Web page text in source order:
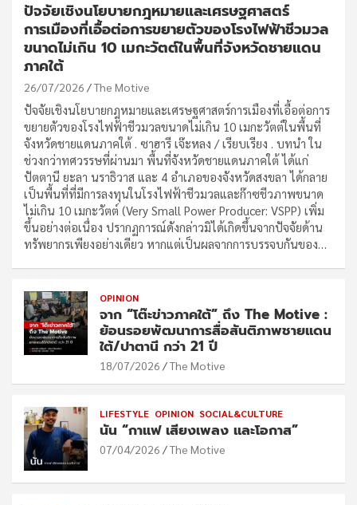
ปัจจัยเชิงนโยบายกฎหมายและเศรษฐศาสตร์
การเมืองที่เอื้อต่อการขยายตัวของโรงไฟฟ้าชีวมวล
ขนาดไม่เกิน 10 เมกะวัตต์ในพื้นที่จังหวัดชายแดน
ภาคใต้
26/07/2026 The Motive
ปัจจัยเชิงนโยบายกฎหมายและเศรษฐศาสตร์การเมืองที่เอื้อต่อการ
ขยายตัวของโรงไฟฟ้าชีวมวลขนาดไม่เกิน 10 เมกะวัตต์ในพื้นที่
จังหวัดชายแดนภาคใต้ . ซาฮารี เจ๊ะหลง / เรียบเรียง . บทนำ ใน
ช่วงกว่าทศวรรษที่ผ่านมา พื้นที่จังหวัดชายแดนภาคใต้ ได้แก่
ปัตตานี ยะลา นราธิวาส และ 4 อำเภอของจังหวัดสงขลา ได้กลาย
เป็นพื้นที่ที่มีการลงทุนในโรงไฟฟ้าชีวมวลและก๊าซชีวภาพขนาด
ไม่เกิน 10 เมกะวัตต์ (Very Small Power Producer: VSPP) เพิ่ม
ขึ้นอย่างต่อเนื่อง ปรากฏการณ์ดังกล่าวมิได้เกิดขึ้นจากปัจจัยด้าน
ทรัพยากรเพียงอย่างเดียว หากแต่เป็นผลจากการบรรจบกันของ…
OPINION
จาก “โต๊ะข่าวภาคใต้” ถึง The Motive :
ย้อนรอยพัฒนาการสื่อสันติภาพชายแดน
ใต้/ปาตานี กว่า 21 ปี
18/07/2026 The Motive
LIFESTYLE OPINION SOCIAL&CULTURE
นัน “กาแฟ เสียงเพลง และโอกาส”
07/04/2026 The Motive